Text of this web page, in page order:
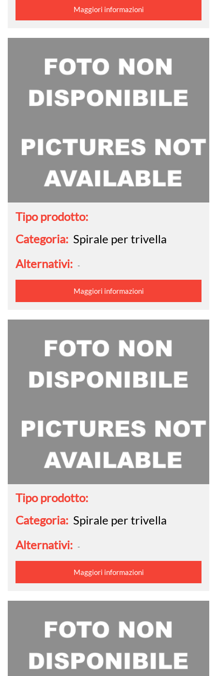
Maggiori informazioni
Tipo prodotto:
Categoria: Spirale per trivella
Alternativi: -
Maggiori informazioni
Tipo prodotto:
Categoria: Spirale per trivella
Alternativi: -
Maggiori informazioni